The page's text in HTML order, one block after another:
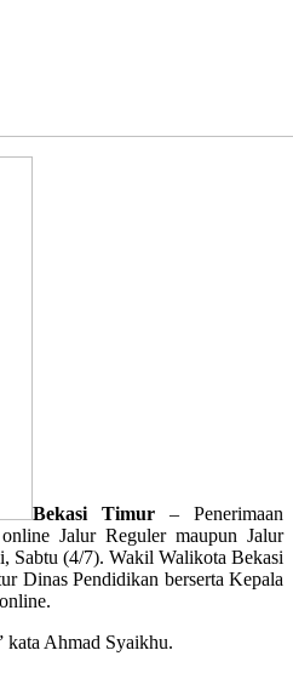
Bekasi Timur – Penerimaan
Jalur Reguler maupun Jalur
Sabtu (4/7). Wakil Walikota Bekasi
Dinas Pendidikan berserta Kepala
kata Ahmad Syaikhu.